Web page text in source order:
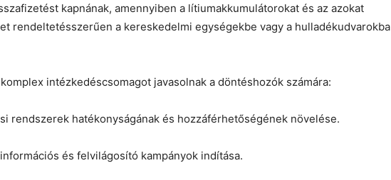
kapnának, amennyiben a lítiumakkumulátorokat és az azokat
rendeltetésszerűen a kereskedelmi egységekbe vagy a hulladékudvarokba
intézkedéscsomagot javasolnak a döntéshozók számára:
rendszerek hatékonyságának és hozzáférhetőségének növelése.
és felvilágosító kampányok indítása.